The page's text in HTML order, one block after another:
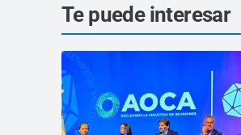
Te puede interesar